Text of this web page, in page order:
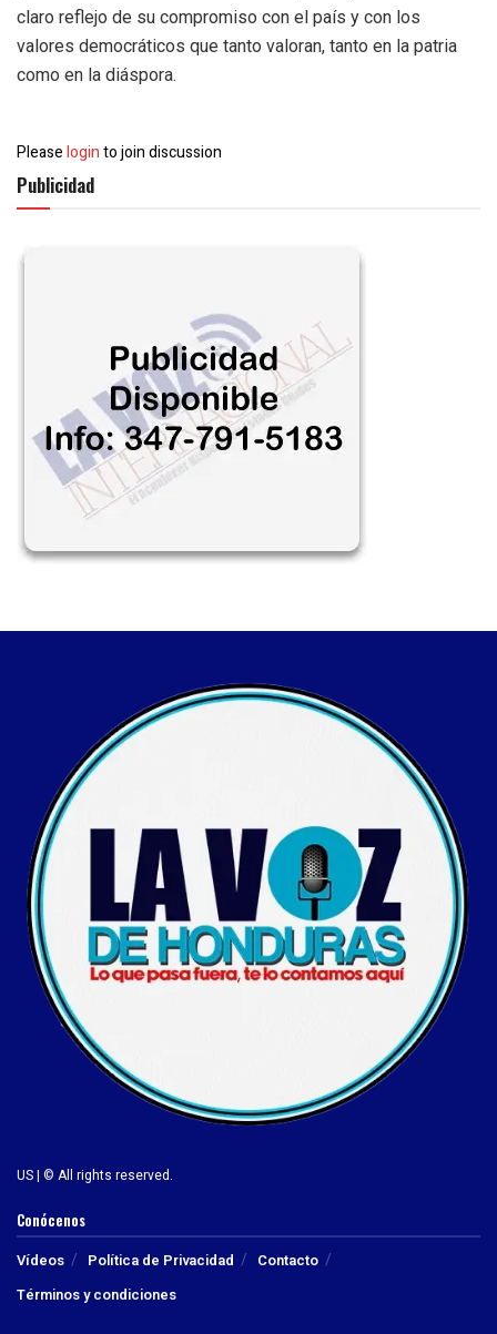
claro reflejo de su compromiso con el país y con los
valores democráticos que tanto valoran, tanto en la patria
como en la diáspora.
Pleaseloginto join discussion
Publicidad
US | © All rights reserved.
Conócenos
Vídeos Política de Privacidad
Contacto
Términos y condiciones